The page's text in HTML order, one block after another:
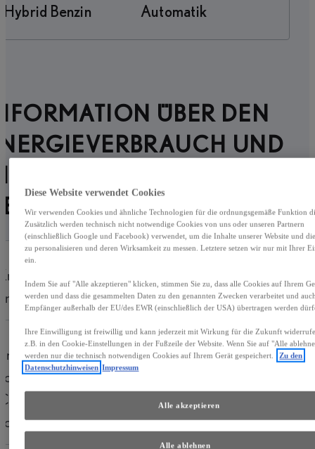
Hybrid Benzin
Automatik
ÜBER DEN
UND
CO2-EMISSIONEN DES
PKW
Energieträger
entfällt
4,5l/100 km
Emissionen
102g/km
Diese Website verwendet Cookies
Wir verwenden Cookies und ähnliche Technologien für die ordnungsgemäße Funktion
Zusätzlich werden technisch nicht notwendige Cookies von uns oder unseren Partnern
(einschließlich Google und Facebook) verwendet, um die Inhalte unserer Website und
zu personalisieren und deren Wirksamkeit zu messen. Letztere setzen wir nur mit Ihrer
ein.
Indem Sie auf "Alle akzeptieren" klicken, stimmen Sie zu, dass alle Cookies auf Ihrem
werden und dass die gesammelten Daten zu den genannten Zwecken verarbeitet und
Empfänger außerhalb der EU/des EWR (einschließlich der USA) übertragen werden
Ihre Einwilligung ist freiwillig und kann jederzeit mit Wirkung für die Zukunft
z.B. in den Cookie-Einstellungen in der Fußzeile der Website. Wenn Sie auf "Alle
werden nur die technisch notwendigen Cookies auf Ihrem Gerät gespeichert.
Zu den
Datenschutzhinweisen Impressum
Alle ablehnen
Alle akzeptieren